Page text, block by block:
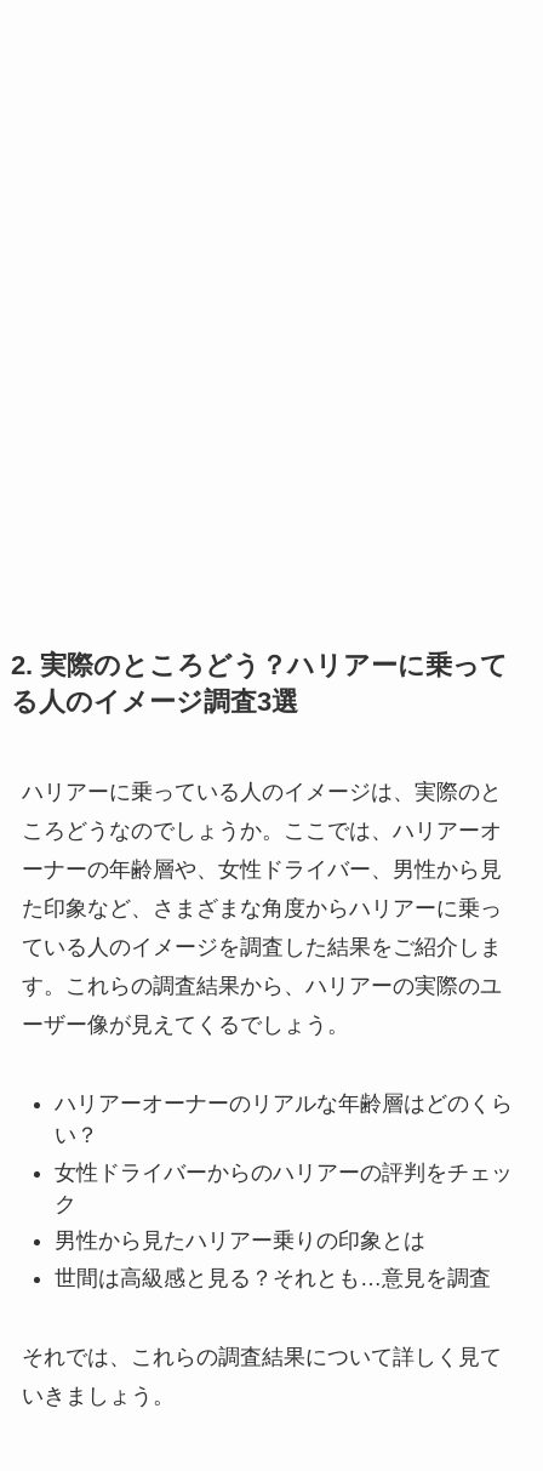
2. 実際のところどう？ハリアーに乗って
る人のイメージ調査3選
ハリアーに乗っている人のイメージは、実際のと
ころどうなのでしょうか。ここでは、ハリアーオ
ーナーの年齢層や、女性ドライバー、男性から見
た印象など、さまざまな角度からハリアーに乗っ
ている人のイメージを調査した結果をご紹介しま
す。これらの調査結果から、ハリアーの実際のユ
ーザー像が見えてくるでしょう。
ハリアーオーナーのリアルな年齢層はどのくら
い？
女性ドライバーからのハリアーの評判をチェッ
ク
男性から見たハリアー乗りの印象とは
世間は高級感と見る？それとも…意見を調査
それでは、これらの調査結果について詳しく見て
いきましょう。